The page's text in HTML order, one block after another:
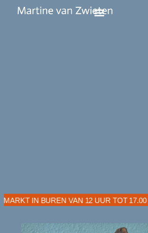
IN BUREN VAN 12 UUR TOT 17.00